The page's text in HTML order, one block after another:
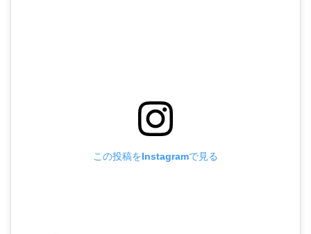
この投稿をInstagramで見る